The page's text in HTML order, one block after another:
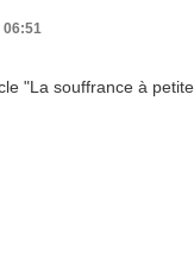
06:51